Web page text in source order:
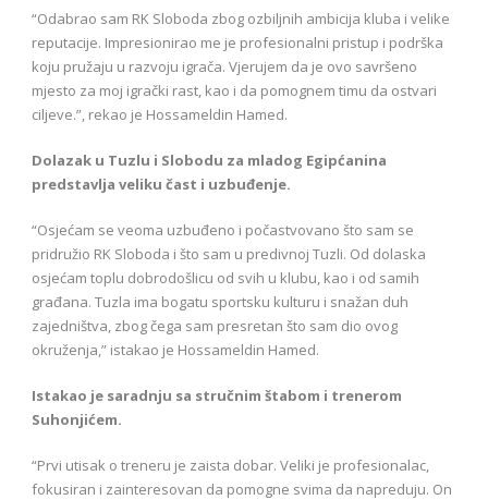
“Odabrao sam RK Sloboda zbog ozbiljnih ambicija kluba i velike
reputacije. Impresionirao me je profesionalni pristup i podrška
koju pružaju u razvoju igrača. Vjerujem da je ovo savršeno
mjesto za moj igrački rast, kao i da pomognem timu da ostvari
ciljeve.”, rekao je Hossameldin Hamed.
Dolazak u Tuzlu i Slobodu za mladog Egipćanina
predstavlja veliku čast i uzbuđenje.
“Osjećam se veoma uzbuđeno i počastvovano što sam se
pridružio RK Sloboda i što sam u predivnoj Tuzli. Od dolaska
osjećam toplu dobrodošlicu od svih u klubu, kao i od samih
građana. Tuzla ima bogatu sportsku kulturu i snažan duh
zajedništva, zbog čega sam presretan što sam dio ovog
okruženja,” istakao je Hossameldin Hamed.
Istakao je saradnju sa stručnim štabom i trenerom
Suhonjićem.
“Prvi utisak o treneru je zaista dobar. Veliki je profesionalac,
fokusiran i zainteresovan da pomogne svima da napreduju. On